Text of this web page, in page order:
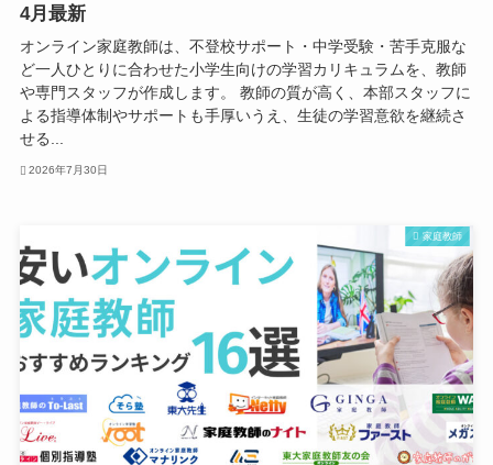
4月最新
オンライン家庭教師は、不登校サポート・中学受験・苦手克服な
ど一人ひとりに合わせた小学生向けの学習カリキュラムを、教師
や専門スタッフが作成します。 教師の質が高く、本部スタッフに
よる指導体制やサポートも手厚いうえ、生徒の学習意欲を継続さ
せる...
2026年7月30日
家庭教師